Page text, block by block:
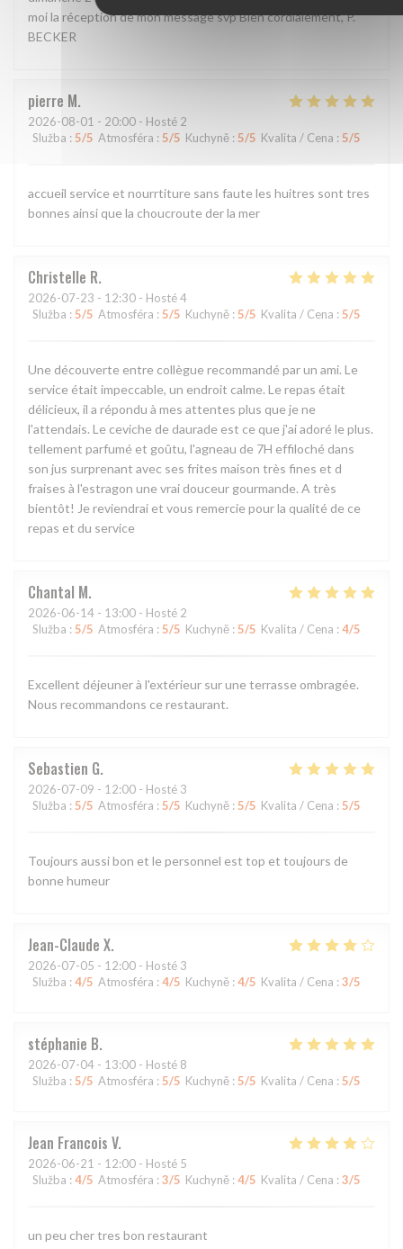
moi la réception de mon message svp Bien cordialement, P.
BECKER
pierre M
2026-08-01 - 20:00 - Hosté 2
Služba : 5/5 Atmosféra : 5/5 Kuchyně : 5/5 Kvalita / Cena : 5/5
accueil service et nourrtiture sans faute les huitres sont tres
bonnes ainsi que la choucroute der la mer
Christelle R
2026-07-23 - 12:30 - Hosté 4
Služba : 5/5 Atmosféra : 5/5 Kuchyně : 5/5 Kvalita / Cena : 5/5
Une découverte entre collègue recommandé par un ami. Le
service était impeccable, un endroit calme. Le repas était
délicieux, il a répondu à mes attentes plus que je ne
l'attendais. Le ceviche de daurade est ce que j'ai adoré le plus.
tellement parfumé et goûtu, l'agneau de 7H effiloché dans
son jus surprenant avec ses frites maison très fines et d
fraises à l'estragon une vrai douceur gourmande. A très
bientôt! Je reviendrai et vous remercie pour la qualité de ce
repas et du service
Chantal M
2026-06-14 - 13:00 - Hosté 2
Služba : 5/5 Atmosféra : 5/5 Kuchyně : 5/5 Kvalita / Cena : 4/5
Excellent déjeuner à l'extérieur sur une terrasse ombragée.
Nous recommandons ce restaurant.
Sebastien G
2026-07-09 - 12:00 - Hosté 3
Služba : 5/5 Atmosféra : 5/5 Kuchyně : 5/5 Kvalita / Cena : 5/5
Toujours aussi bon et le personnel est top et toujours de
bonne humeur
Jean-Claude X
2026-07-05 - 12:00 - Hosté 3
Služba : 4/5 Atmosféra : 4/5 Kuchyně : 4/5 Kvalita / Cena : 3/5
stéphanie B
2026-07-04 - 13:00 - Hosté 8
Služba : 5/5 Atmosféra : 5/5 Kuchyně : 5/5 Kvalita / Cena : 5/5
Jean Francois V
2026-06-21 - 12:00 - Hosté 5
Služba : 4/5 Atmosféra : 3/5 Kuchyně : 4/5 Kvalita / Cena : 3/5
un peu cher tres bon restaurant